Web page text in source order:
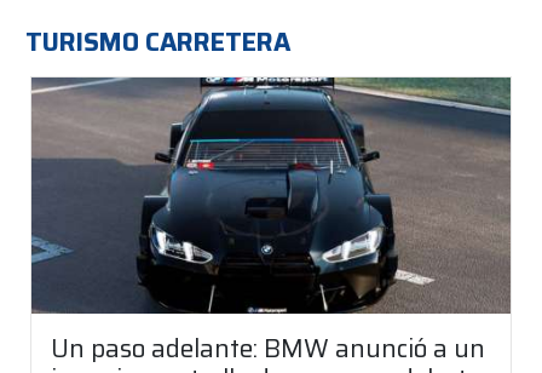
TURISMO CARRETERA
Un paso adelante: BMW anunció a un